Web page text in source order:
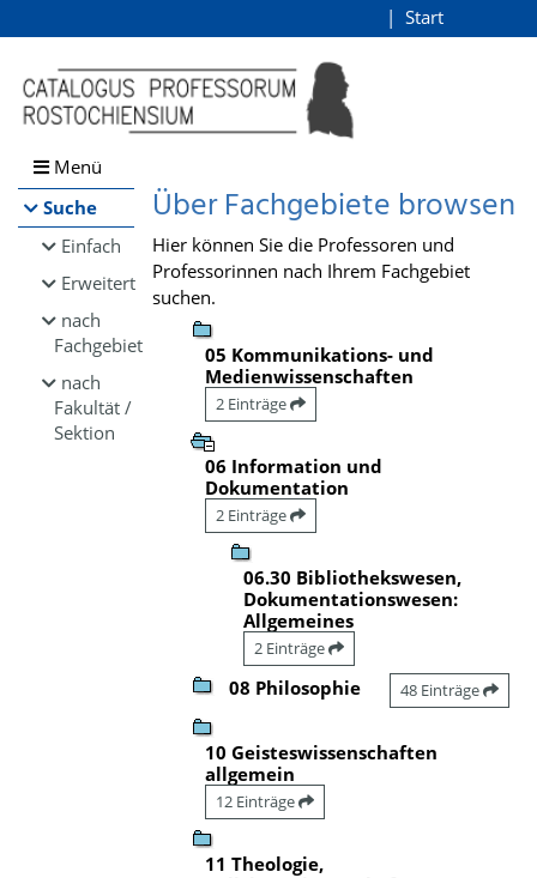
Browsen
direkt zum Inhalt
Start
Menü
Suche
Einfach
Erweitert
nach
Fachgebiet
nach
Fakultät /
Sektion
Über Fachgebiete browsen
Hier können Sie die Professoren und
Professorinnen nach Ihrem Fachgebiet
suchen.
05 Kommunikations- und
Medienwissenschaften
2 Einträge
06 Information und
Dokumentation
2 Einträge
06.30 Bibliothekswesen,
Dokumentationswesen:
Allgemeines
2 Einträge
08 Philosophie 48 Einträge
10 Geisteswissenschaften
allgemein
12 Einträge
11 Theologie,